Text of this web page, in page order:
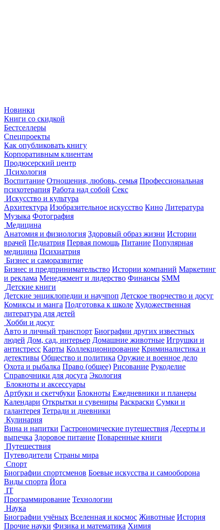
Новинки
Книги со скидкой
Бестселлеры
Спецпроекты
Как опубликовать книгу
Корпоративным клиентам
Продюсерский центр
Психология
Воспитание Отношения, любовь, семья Профессиональная
психотерапия Работа над собой Секс
Искусство и культура
Архитектура Изобразительное искусство Кино Литература
Музыка Фотография
Медицина
Анатомия и физиология Здоровый образ жизни Истории
врачей Педиатрия Первая помощь Питание Популярная
медицина Психиатрия
Бизнес и саморазвитие
Бизнес и предпринимательство Истории компаний Маркетинг
и реклама Менеджмент и лидерство Финансы SMM
Детские книги
Детские энциклопедии и научпоп Детское творчество и досуг
Комиксы и манга Подготовка к школе Художественная
литература для детей
Хобби и досуг
Авто и личный транспорт Биографии других известных
людей Дом, сад, интерьер Домашние животные Игрушки и
антистресс Карты Коллекционирование Криминалистика и
детективы Общество и политика Оружие и военное дело
Охота и рыбалка Право (общее) Рисование Рукоделие
Справочники для досуга Экология
Блокноты и аксессуары
Артбуки и скетчбуки Блокноты Ежедневники и планеры
Календари Открытки и сувениры Раскраски Сумки и
галантерея Тетради и дневники
Кулинария
Вина и напитки Гастрономические путешествия Десерты и
выпечка Здоровое питание Поваренные книги
Путешествия
Путеводители Страны мира
Спорт
Биографии спортсменов Боевые искусства и самооборона
Виды спорта Йога
IT
Программирование Технологии
Наука
Биографии учёных Вселенная и космос Животные История
Прочие науки Физика и математика Химия